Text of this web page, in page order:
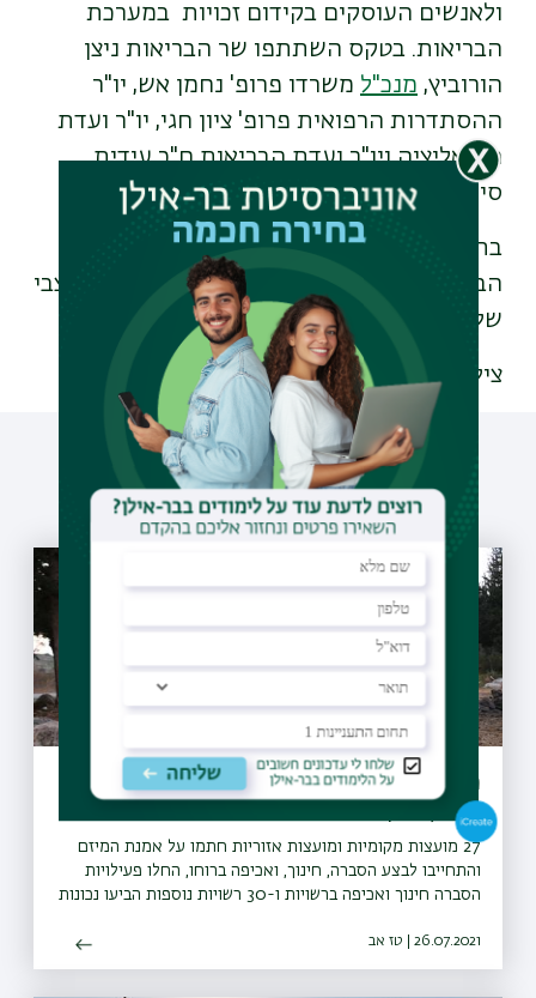
ולאנשים העוסקים בקידום זכויות במערכת
הבריאות. בטקס השתתפו שר הבריאות ניצן
הורוביץ, מנכ"ל משרדו פרופ' נחמן אש, יו"ר
ההסתדרות הרפואית פרופ' ציון חגי, יו"ר ועדת
הקואליציה ויו"ר ועדת הבריאות ח"כ עידית
סילמן, ובכירי האגודה לזכויות החולה.
בתמונה משמאל: פרופ' צפורה פליק-זכאי, שר
הבריאות ניצן הורוביץ, וסגן מנהל המרכז, ד"ר צבי
שלג
צילום: יעל צור
עוד כתבות שיעניינו אותך
מיזם "קחו אתכם את הזבל" יקודם בעולם
כפורץ דרך
27 מועצות מקומיות ומועצות אזוריות חתמו על אמנת המיזם
והתחייבו לבצע הסברה, חינוך, ואכיפה ברוחו, החלו פעילויות
הסברה חינוך ואכיפה ברשויות ו-30 רשויות נוספות הביעו נכונות
26.07.2021 | טז אב